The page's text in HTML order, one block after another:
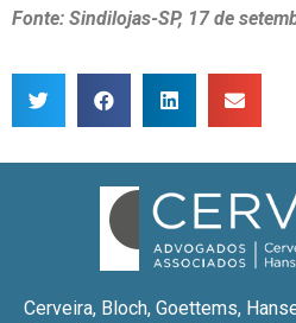
Fonte: Sindilojas-SP, 17 de
Cerveira, Bloch, Goettems,